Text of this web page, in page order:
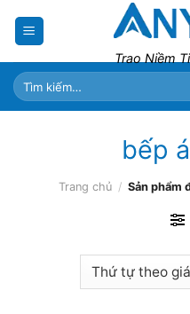
Trao Niềm
Tìm
kiếm:
bếp
Trang chủ / Sản phẩm